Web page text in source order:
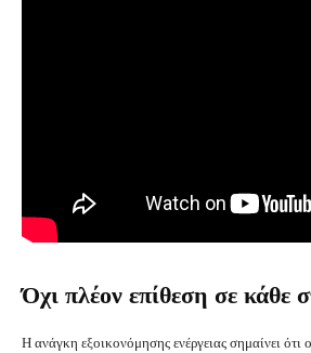
Όχι πλέον επίθεση σε κάθε
Η ανάγκη εξοικονόμησης ενέργειας σημαίνει ότι